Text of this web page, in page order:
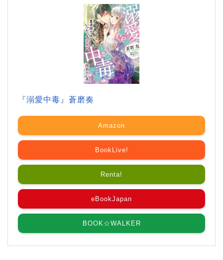
『溺愛中毒』蒼磨奏
Amazon
BookLive!
Renta!
eBookJapan
BOOK☆WALKER